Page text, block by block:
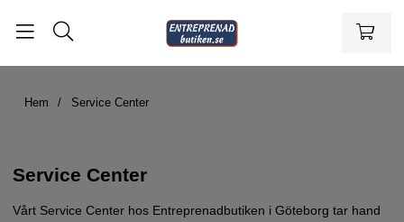
Hem Service Center
Service Center
Vårt Service Center hos Entreprenadbutiken i Göteborg tar hand